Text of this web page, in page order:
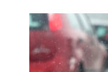
Vakuuttamattomien
ajoneuvojen
määrä
laskenut